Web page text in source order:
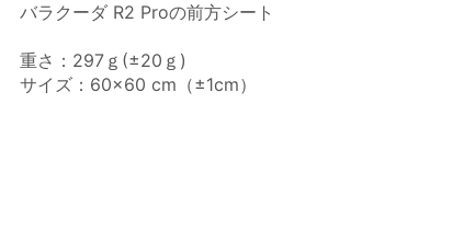
バラクーダ R2 Proの前方シート
重さ：297ｇ(±20ｇ)
サイズ：60×60 cm（±1cm）